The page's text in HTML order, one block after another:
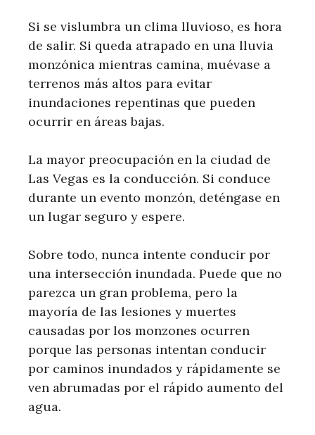
Si se vislumbra un clima lluvioso, es hora
de salir. Si queda atrapado en una lluvia
monzónica mientras camina, muévase a
terrenos más altos para evitar
inundaciones repentinas que pueden
ocurrir en áreas bajas.
La mayor preocupación en la ciudad de
Las Vegas es la conducción. Si conduce
durante un evento monzón, deténgase en
un lugar seguro y espere.
Sobre todo, nunca intente conducir por
una intersección inundada. Puede que no
parezca un gran problema, pero la
mayoría de las lesiones y muertes
causadas por los monzones ocurren
porque las personas intentan conducir
por caminos inundados y rápidamente se
ven abrumadas por el rápido aumento del
agua.